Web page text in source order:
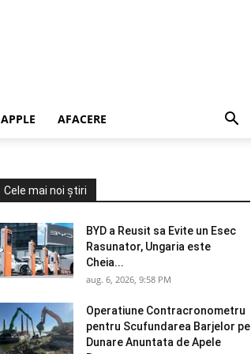
APPLE AFACERE
Cele mai noi știri
BYD a Reusit sa Evite un Esec
Rasunator, Ungaria este
Cheia...
aug. 6, 2026, 9:58 PM
Operatiune Contracronometru
pentru Scufundarea Barjelor pe
Dunare Anuntata de Apele